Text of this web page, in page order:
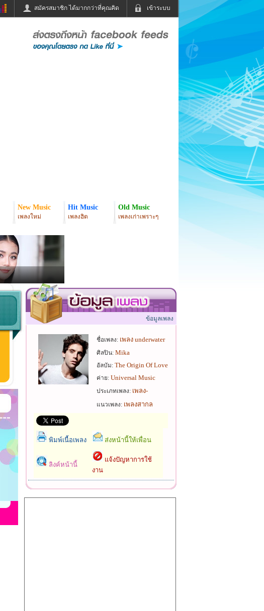
เข้าระบบ
สมัครสมาชิก ได้มากกว่าที่คุณคิด
ฟังวิทยุออนไลน์
Email
New Music
เพลงใหม่
Hit Music
เพลงฮิต
Old Music
เพลงเก่าเพราะๆ
ข้อมูลเพลง
ชื่อเพลง: เพลง underwater
ศิลปิน: Mika
อัลบัม: The Origin Of Love
ค่าย: Universal Music
ประเภทเพลง: เพลง-
แนวเพลง: เพลงสากล
พิมพ์เนื้อเพลง ส่งหน้านี้ให้เพื่อน
ลิงค์หน้านี้
แจ้งปัญหาการใช้
งาน